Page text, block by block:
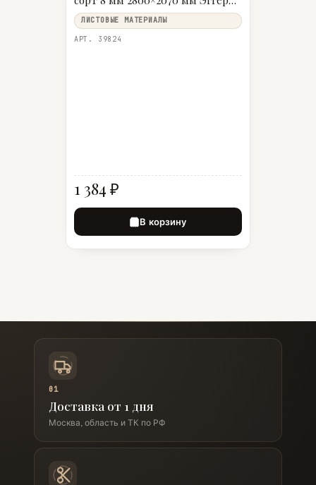
MB
ЛИСТОВЫЕ МАТЕРИАЛЫ
АРТ. 39824
1 384 ₽
В корзину
01
Доставка от 1 дня
Москва, область и ТК по РФ